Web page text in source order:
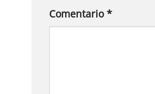
Comentario*